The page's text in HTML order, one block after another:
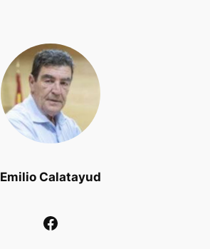
Emilio Calatayud
Facebook